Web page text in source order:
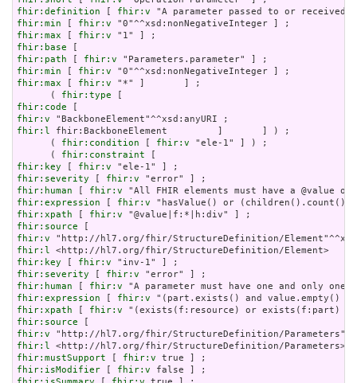
fhir:definition [ fhir:v
fhir:min [ fhir:v
fhir:max [ fhir:v
fhir:base
fhir:path [ fhir:v
fhir:min [ fhir:v
fhir:max [ fhir:v "*" ]       ] ;
      (
fhir:type
fhir:code
fhir:v
fhir:l fhir:BackboneElement         ]       ] ) ;
      (
fhir:condition [ fhir:v "ele-1" ] ) ;
      (
fhir:constraint
fhir:key [ fhir:v
fhir:severity [ fhir:v
fhir:human [ fhir:v
fhir:expression [ fhir:v
fhir:xpath [ fhir:v
fhir:source
fhir:v
fhir:l
fhir:key [ fhir:v
fhir:severity [ fhir:v
fhir:human [ fhir:v
fhir:expression [ fhir:v
fhir:xpath [ fhir:v
fhir:source
fhir:v
fhir:l
fhir:mustSupport [ fhir:v
fhir:isModifier [ fhir:v